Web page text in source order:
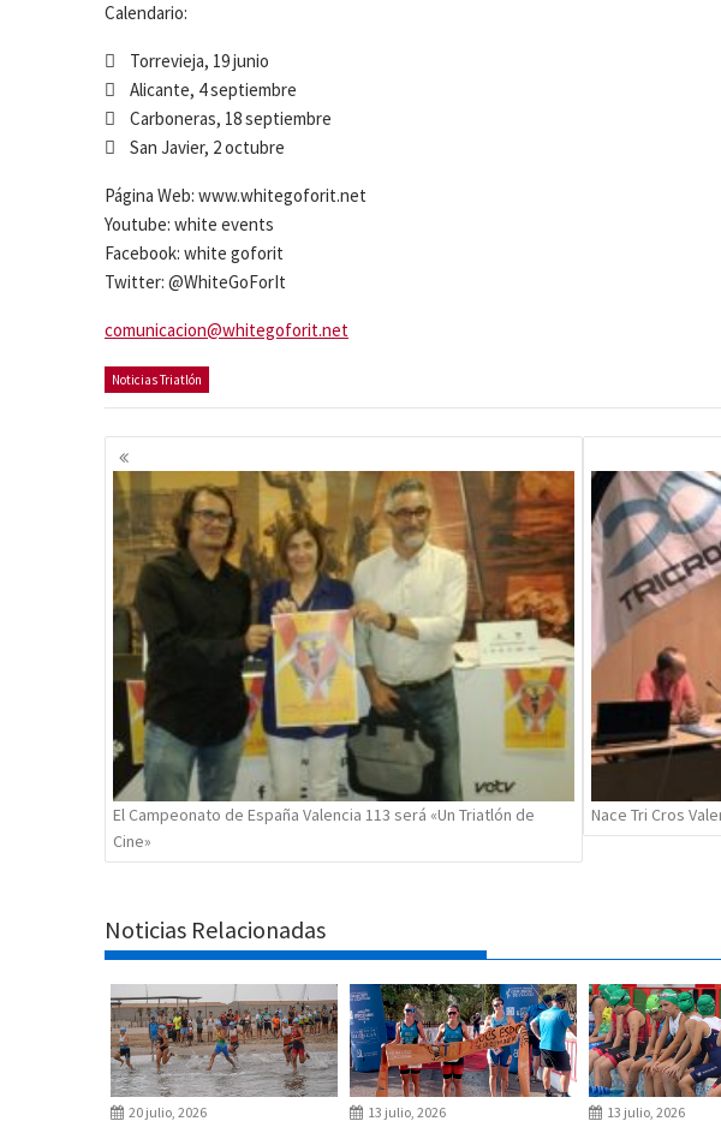
Calendario:
 Torrevieja, 19 junio
 Alicante, 4 septiembre
 Carboneras, 18 septiembre
 San Javier, 2 octubre
Página Web: www.whitegoforit.net
Youtube: white events
Facebook: white goforit
Twitter: @WhiteGoForIt
comunicacion@whitegoforit.net
Noticias Triatlón
Navegación
de
entradas
El Campeonato de España Valencia 113 será «Un Triatlón de
Cine»
Nace Tri Cros
Noticias Relacionadas
20 julio, 2026 13 julio, 2026 13 julio, 2026